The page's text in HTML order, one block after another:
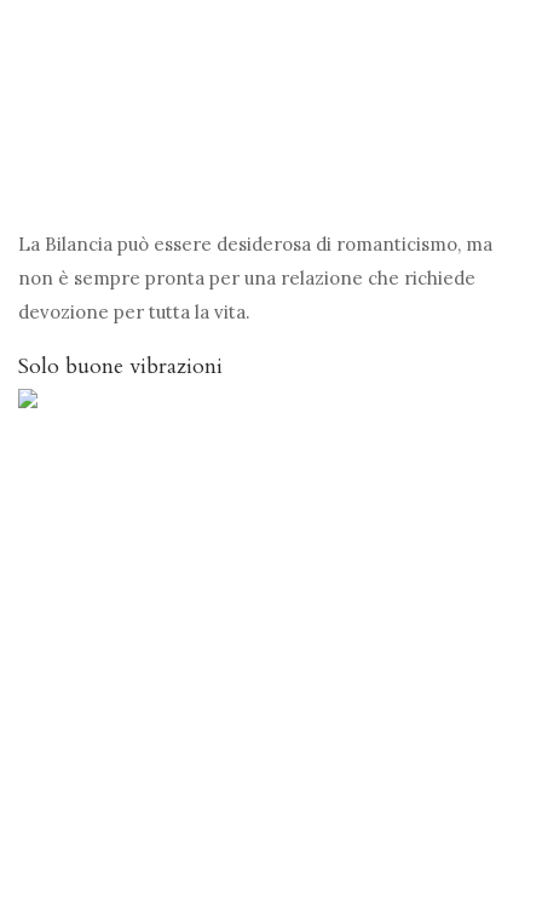
La Bilancia può essere desiderosa di romanticismo, ma
non è sempre pronta per una relazione che richiede
devozione per tutta la vita.
Solo buone vibrazioni